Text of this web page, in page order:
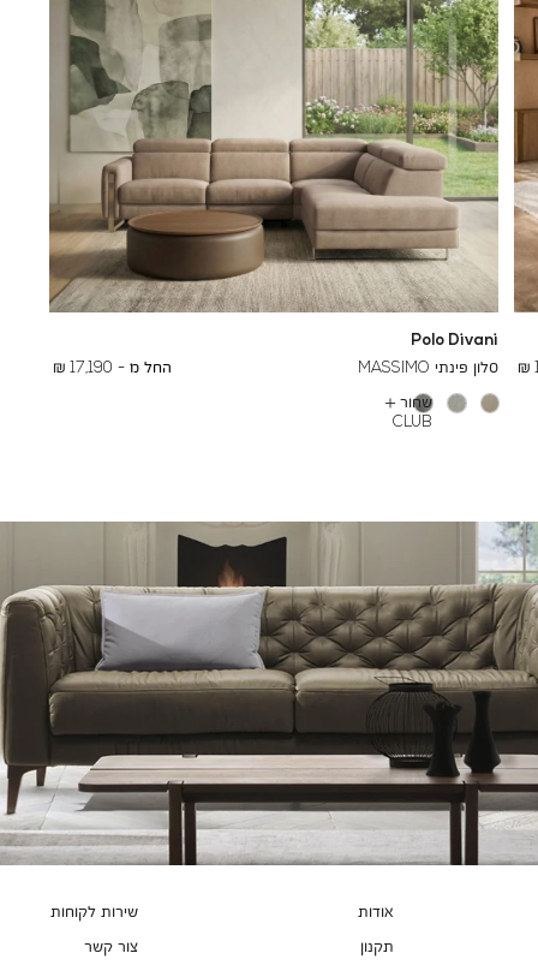
Polo Divani
סלון פינתי MASSIMO
החל מ - 17,190 ₪ To
26,000 ₪
שחור
CLUB
אודות
תקנון
שירות לקוחות
צור קשר